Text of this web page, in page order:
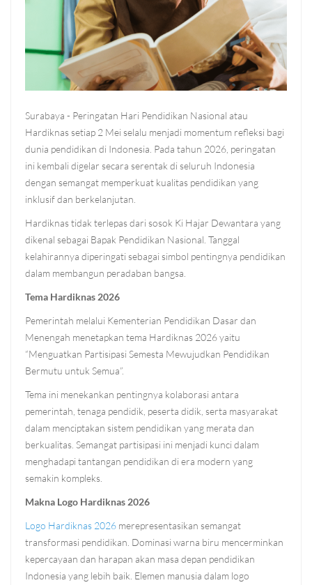
Surabaya - Peringatan Hari Pendidikan Nasional atau
Hardiknas setiap 2 Mei selalu menjadi momentum refleksi bagi
dunia pendidikan di Indonesia. Pada tahun 2026, peringatan
ini kembali digelar secara serentak di seluruh Indonesia
dengan semangat memperkuat kualitas pendidikan yang
inklusif dan berkelanjutan.
Hardiknas tidak terlepas dari sosok Ki Hajar Dewantara yang
dikenal sebagai Bapak Pendidikan Nasional. Tanggal
kelahirannya diperingati sebagai simbol pentingnya pendidikan
dalam membangun peradaban bangsa.
Tema Hardiknas 2026
Pemerintah melalui Kementerian Pendidikan Dasar dan
Menengah menetapkan tema Hardiknas 2026 yaitu
“Menguatkan Partisipasi Semesta Mewujudkan Pendidikan
Bermutu untuk Semua”.
Tema ini menekankan pentingnya kolaborasi antara
pemerintah, tenaga pendidik, peserta didik, serta masyarakat
dalam menciptakan sistem pendidikan yang merata dan
berkualitas. Semangat partisipasi ini menjadi kunci dalam
menghadapi tantangan pendidikan di era modern yang
semakin kompleks.
Makna Logo Hardiknas 2026
Logo Hardiknas 2026 merepresentasikan semangat
transformasi pendidikan. Dominasi warna biru mencerminkan
kepercayaan dan harapan akan masa depan pendidikan
Indonesia yang lebih baik. Elemen manusia dalam logo